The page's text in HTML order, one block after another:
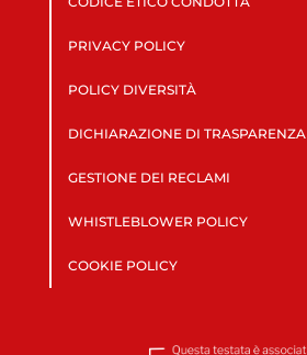
PRIVACY POLICY
POLICY DIVERSITÀ
DICHIARAZIONE DI TRASPARENZA
GESTIONE DEI RECLAMI
WHISTLEBLOWER POLICY
COOKIE POLICY